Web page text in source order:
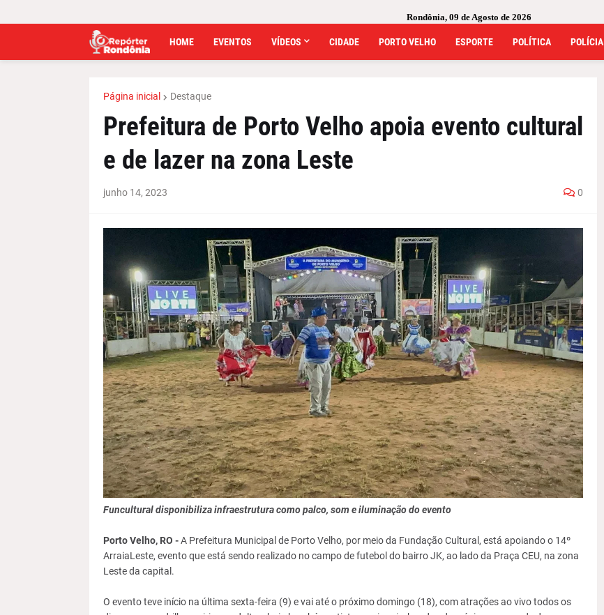
Rondônia, 09 de Agosto de 2026
HOME EVENTOS VÍDEOS CIDADE PORTO VELHO ESPORTE POLÍTICA POLÍCIA
Página inicial Destaque
Prefeitura de Porto Velho apoia evento cultural
e de lazer na zona Leste
junho 14, 2023 0
Funcultural disponibiliza infraestrutura como palco, som e iluminação do evento
Porto Velho, RO -A Prefeitura Municipal de Porto Velho, por meio da Fundação Cultural, está apoiando o 14º
ArraiaLeste, evento que está sendo realizado no campo de futebol do bairro JK, ao lado da Praça CEU, na zona
Leste da capital.
O evento teve início na última sexta-feira (9) e vai até o próximo domingo (18), com atrações ao vivo todos os